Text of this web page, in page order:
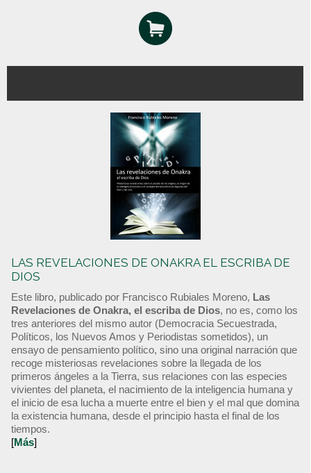
LAS REVELACIONES DE ONAKRA EL ESCRIBA DE
DIOS
Este libro, publicado por Francisco Rubiales Moreno, Las
Revelaciones de Onakra, el escriba de Dios, no es, como los
tres anteriores del mismo autor (Democracia Secuestrada,
Políticos, los Nuevos Amos y Periodistas sometidos), un
ensayo de pensamiento político, sino una original narración que
recoge misteriosas revelaciones sobre la llegada de los
primeros ángeles a la Tierra, sus relaciones con las especies
vivientes del planeta, el nacimiento de la inteligencia humana y
el inicio de esa lucha a muerte entre el bien y el mal que domina
la existencia humana, desde el principio hasta el final de los
tiempos.
[Más]